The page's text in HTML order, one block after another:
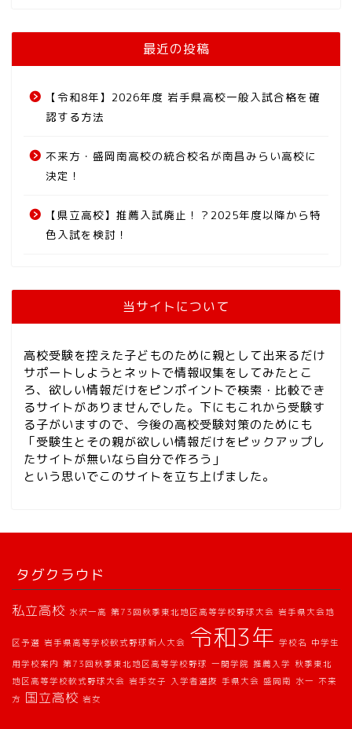
最近の投稿
【令和8年】2026年度 岩手県高校一般入試合格を確
認する方法
不来方・盛岡南高校の統合校名が南昌みらい高校に
決定！
【県立高校】推薦入試廃止！？2025年度以降から特
色入試を検討！
当サイトについて
高校受験を控えた子どものために親として出来るだけ
サポートしようとネットで情報収集をしてみたとこ
ろ、欲しい情報だけをピンポイントで検索・比較でき
るサイトがありませんでした。下にもこれから受験す
る子がいますので、今後の高校受験対策のためにも
「受験生とその親が欲しい情報だけをピックアップし
たサイトが無いなら自分で作ろう」
という思いでこのサイトを立ち上げました。
タグクラウド
私立高校 水沢一高 第73回秋季東北地区高等学校野球大会 岩手県大会地
区予選 岩手県高等学校軟式野球新人大会 令和3年 学校名 中学生
用学校案内 第73回秋季東北地区高等学校野球 一関学院 推薦入学 秋季東北
地区高等学校軟式野球大会 岩手女子 入学者選抜 手県大会 盛岡南 水一 不来
方 国立高校 岩女
国立
定時制